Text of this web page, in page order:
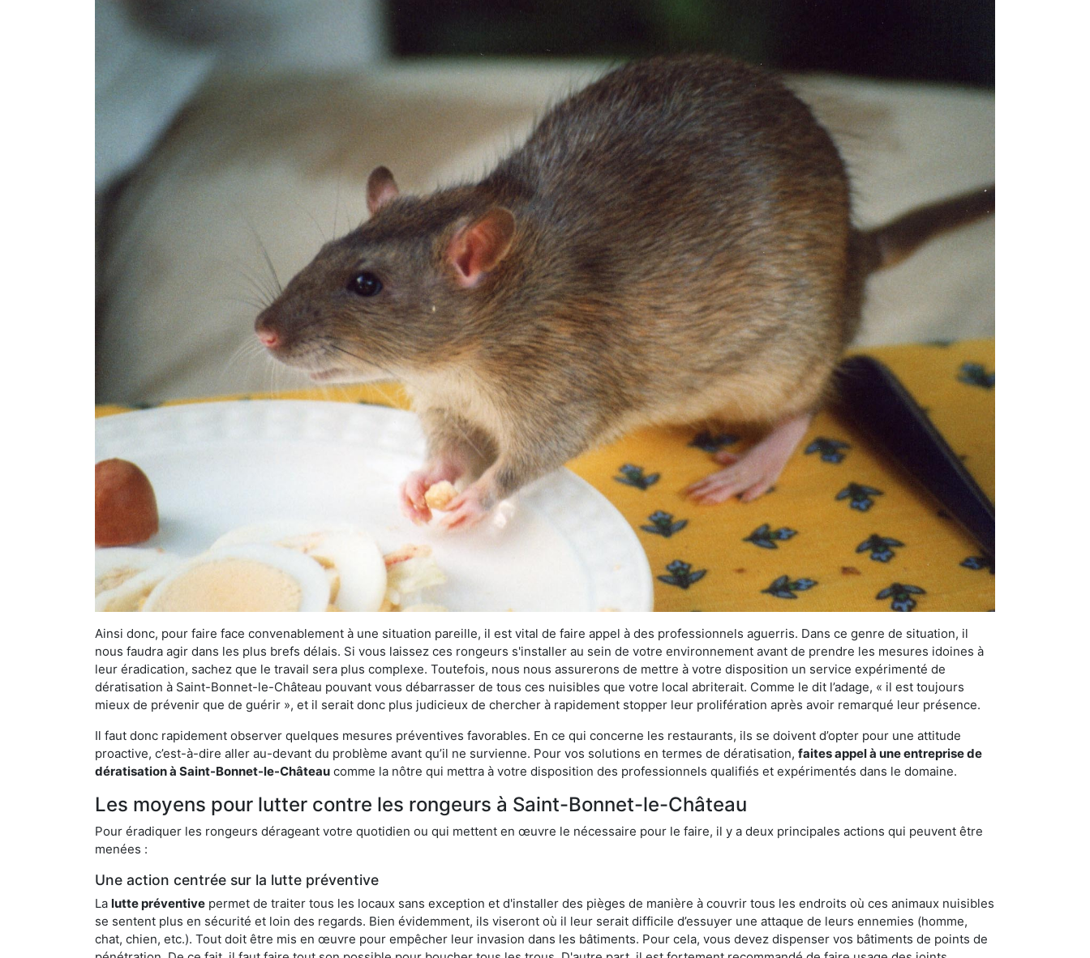
Ainsi donc, pour faire face convenablement à une situation pareille, il est vital de faire appel à des professionnels aguerris. Dans ce genre de situation, il
nous faudra agir dans les plus brefs délais. Si vous laissez ces rongeurs s'installer au sein de votre environnement avant de prendre les mesures idoines à
leur éradication, sachez que le travail sera plus complexe. Toutefois, nous nous assurerons de mettre à votre disposition un service expérimenté de
dératisation à Saint-Bonnet-le-Château pouvant vous débarrasser de tous ces nuisibles que votre local abriterait. Comme le dit l’adage, « il est toujours
mieux de prévenir que de guérir », et il serait donc plus judicieux de chercher à rapidement stopper leur prolifération après avoir remarqué leur présence.
Il faut donc rapidement observer quelques mesures préventives favorables. En ce qui concerne les restaurants, ils se doivent d’opter pour une attitude
proactive, c’est-à-dire aller au-devant du problème avant qu’il ne survienne. Pour vos solutions en termes de dératisation, faites appel à une entreprise de
dératisation à Saint-Bonnet-le-Château comme la nôtre qui mettra à votre disposition des professionnels qualifiés et expérimentés dans le domaine.
Les moyens pour lutter contre les rongeurs à Saint-Bonnet-le-Château
Pour éradiquer les rongeurs dérageant votre quotidien ou qui mettent en œuvre le nécessaire pour le faire, il y a deux principales actions qui peuvent être
menées :
Une action centrée sur la lutte préventive
La lutte préventive permet de traiter tous les locaux sans exception et d'installer des pièges de manière à couvrir tous les endroits où ces animaux nuisibles
se sentent plus en sécurité et loin des regards. Bien évidemment, ils viseront où il leur serait difficile d’essuyer une attaque de leurs ennemies (homme,
chat, chien, etc.). Tout doit être mis en œuvre pour empêcher leur invasion dans les bâtiments. Pour cela, vous devez dispenser vos bâtiments de points de